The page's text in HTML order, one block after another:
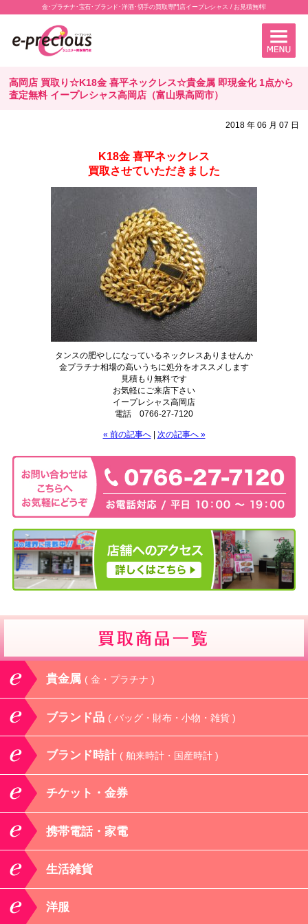
金･プラチナ･宝石･ブランド･洋酒･切手の買取専門店イープレシャス / お見積無料!
高岡店 買取り☆K18金 喜平ネックレス☆貴金属 即現金化 1点から
査定無料 イープレシャス高岡店（富山県高岡市）
2018 年 06 月 07 日
K18金 喜平ネックレス
買取させていただきました
タンスの肥やしになっているネックレスありませんか
金プラチナ相場の高いうちに処分をオススメします
見積もり無料です
お気軽にご来店下さい
イープレシャス高岡店
電話 0766-27-7120
« 前の記事へ| 次の記事へ »
貴金属 ( 金・プラチナ )
ブランド品 ( バッグ・財布・小物・雑貨 )
ブランド時計 ( 舶来時計・国産時計 )
チケット・金券
携帯電話・家電
生活雑貨
洋服